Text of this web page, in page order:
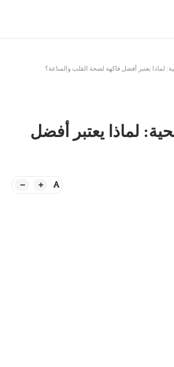
لماذا يعتبر أفضل فاكهة لصحة القلب والمناعة؟
لماذا يعتبر أفضل